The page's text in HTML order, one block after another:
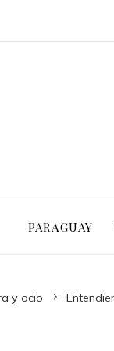
PARAGUAY
y ocio